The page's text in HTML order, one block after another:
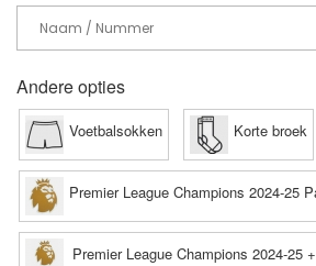
Andere opties
Voetbalsokken Korte broek
Premier League Champions 2024-25
Premier League Champions 2024-25